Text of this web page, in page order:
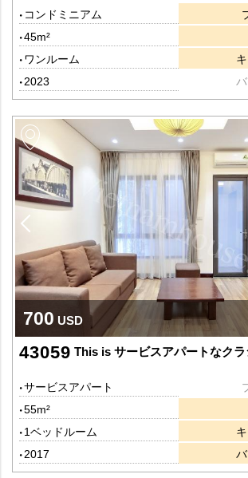
コンドミニアム
45m²
ワンルーム
2023
700 USD
43059 This is サービスアパートなクラシック否ちょ
サービスアパート
55m²
1ベッドルーム
2017